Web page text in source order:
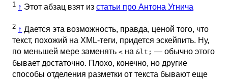
1 ↑ Этот абзац взят из статьи про Антона Угнича
2 ↑ Дается эта возможность, правда, ценой того, что
текст, похожий на XML-теги, придется эскейпить. Ну,
по меньшей мере заменять < на &lt; — обычно этого
бывает достаточно. Плохо, конечно, но другие
способы отделения разметки от текста бывают еще